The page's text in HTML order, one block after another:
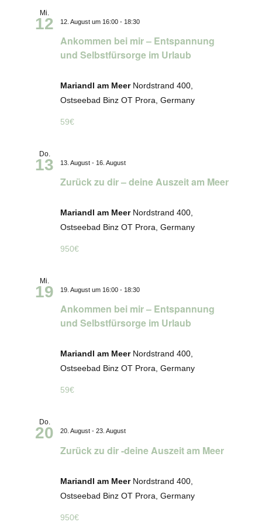
Mi.
12
Ankommen bei mir – Entspannung
und Selbstfürsorge im Urlaub
12. August um 16:00 - 18:30
Mariandl am Meer Nordstrand 400,
Ostseebad Binz OT Prora, Germany
59€
Do.
13
Zurück zu dir – deine Auszeit am Meer
13. August - 16. August
Mariandl am Meer Nordstrand 400,
Ostseebad Binz OT Prora, Germany
950€
Mi.
19
Ankommen bei mir – Entspannung
und Selbstfürsorge im Urlaub
19. August um 16:00 - 18:30
Mariandl am Meer Nordstrand 400,
Ostseebad Binz OT Prora, Germany
59€
Do.
20
Zurück zu dir -deine Auszeit am Meer
20. August -23. August
Mariandl am Meer Nordstrand 400,
Ostseebad Binz OT Prora, Germany
950€